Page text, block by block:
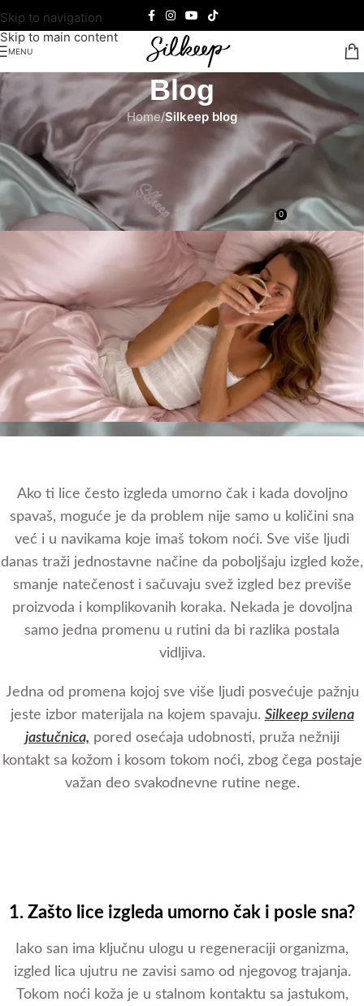
Skip to navigation
Skip to main content
MENU
Blog
Home/Silkeep blog
SILKEEP BLOG
Kako da izgledaš manje umorno uz
jednu promenu u rutini?
Teodora Ćalasan On 15/05/2026 0
Ako ti lice često izgleda umorno čak i kada dovoljno
spavaš, moguće je da problem nije samo u količini sna
već i u navikama koje imaš tokom noći. Sve više ljudi
danas traži jednostavne načine da poboljšaju izgled kože,
smanje natečenost i sačuvaju svež izgled bez previše
proizvoda i komplikovanih koraka. Nekada je dovoljna
samo jedna promenu u rutini da bi razlika postala
vidljiva.
Jedna od promena kojoj sve više ljudi posvećuje pažnju
jeste izbor materijala na kojem spavaju. Silkeep svilena
jastučnica, pored osećaja udobnosti, pruža nežniji
kontakt sa kožom i kosom tokom noći, zbog čega postaje
važan deo svakodnevne rutine nege.
1. Zašto lice izgleda umorno čak i posle sna?
Iako san ima ključnu ulogu u regeneraciji organizma,
izgled lica ujutru ne zavisi samo od njegovog trajanja.
Tokom noći koža je u stalnom kontaktu sa jastukom,